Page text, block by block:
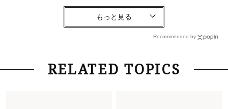
Lifestyle
「お若いですね」は褒め言葉？“若い＝美しい”と
錯覚させる社会の危うさ【上野千鶴子のジェンダ
Lifestyle 2026.8.6
26年夏の【開運アクション】は”ひと拭き”習
Recommended by
RELATED TOPICS